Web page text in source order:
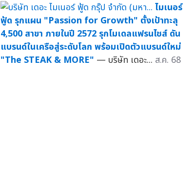
ไมเนอร์
ฟู้ด รุกแผน "Passion for Growth" ตั้งเป้าทะลุ
4,500 สาขา ภายในปี 2572 รุกโมเดลแฟรนไชส์ ดัน
แบรนด์ในเครือสู่ระดับโลก พร้อมเปิดตัวแบรนด์ใหม่
"The STEAK & MORE" — บริษัท เดอะ... ส.ค. 68